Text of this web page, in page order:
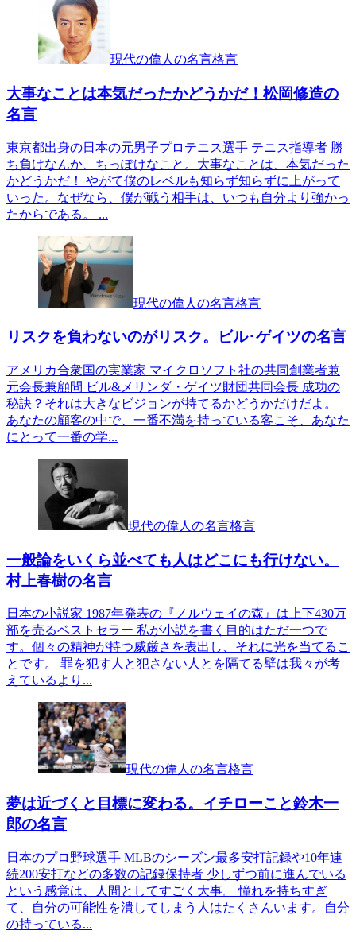
現代の偉人の名言格言
大事なことは本気だったかどうかだ！松岡修造の
名言
東京都出身の日本の元男子プロテニス選手 テニス指導者 勝
ち負けなんか、ちっぽけなこと。大事なことは、本気だった
かどうかだ！ やがて僕のレベルも知らず知らずに上がって
いった。なぜなら、僕が戦う相手は、いつも自分より強かっ
たからである。 ...
現代の偉人の名言格言
リスクを負わないのがリスク。ビル･ゲイツの名言
アメリカ合衆国の実業家 マイクロソフト社の共同創業者兼
元会長兼顧問 ビル&メリンダ・ゲイツ財団共同会長 成功の
秘訣？それは大きなビジョンが持てるかどうかだけだよ。
あなたの顧客の中で、一番不満を持っている客こそ、あなた
にとって一番の学...
現代の偉人の名言格言
一般論をいくら並べても人はどこにも行けない。
村上春樹の名言
日本の小説家 1987年発表の『ノルウェイの森』は上下430万
部を売るベストセラー 私が小説を書く目的はただ一つで
す。個々の精神が持つ威厳さを表出し、それに光を当てるこ
とです。 罪を犯す人と犯さない人とを隔てる壁は我々が考
えているより...
現代の偉人の名言格言
夢は近づくと目標に変わる。イチローこと鈴木一
郎の名言
日本のプロ野球選手 MLBのシーズン最多安打記録や10年連
続200安打などの多数の記録保持者 少しずつ前に進んでいる
という感覚は、人間としてすごく大事。 憧れを持ちすぎ
て、自分の可能性を潰してしまう人はたくさんいます。自分
の持っている...